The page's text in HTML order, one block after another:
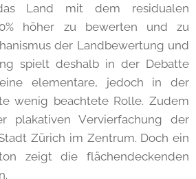
Land mit dem residualen
höher zu bewerten und zu
der Landbewertung und
spielt deshalb in der Debatte
elementare, jedoch in der
wenig beachtete Rolle. Zudem
plakativen Vervierfachung der
Zürich im Zentrum. Doch ein
zeigt die flächendeckenden